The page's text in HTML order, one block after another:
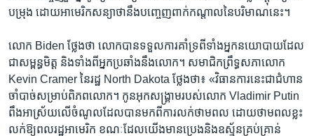
បម្រុង ដោយ​អាមេរិក​សន្យា​ថា​នឹង​បញ្ចេញ​ពាក់កណ្តាល​នៃ​បរិមាណ​នេះ។​
លោក Biden ថ្លែង​ថា​ លោក​បាន​ទទួល​ការ​គាំទ្រ​ពី​ទាំង​អ្នក​នយោបាយដែល
ជា​សម្ពន្ធមិត្ត និង​ទាំង​ពីអ្នក​ប្រឆាំង​នឹង​លោក។ សមាជិក​ព្រឹទ្ធសភា​លោក
Kevin Cramer នៃ​រដ្ឋ North Dakota ថ្លែង​ថា៖ «វិធានការ​នេះ​ជា​ជំហាន​
ចាំបាច់​សម្រាប់​ពិភពលោក។ កូន​អុក​សង្គ្រាម​របស់​លោក Vladimir Putin
ពឹង​អាស្រ័យ​លើ​ចំណូល​ដែល​បាន​មក​ពី​ការ​លក់​ថាមពល ដោយ​ថាមពល​ខ្លះ​
លក់​ឱ្យ​ពលរដ្ឋ​អាមេរិក ខណៈ​ដែល​យើង​មាន​ប្រេង​និង​ឧស្ម័ន​គ្រប់គ្រាន់​